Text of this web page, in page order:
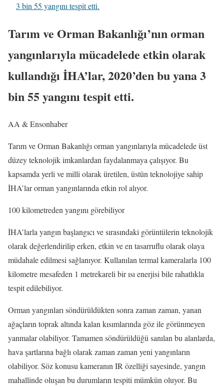
3 bin 55 yangını tespit etti.
Tarım ve Orman Bakanlığı’nın orman
yangınlarıyla mücadelede etkin olarak
kullandığı İHA’lar, 2020’den bu yana 3
bin 55 yangını tespit etti.
AA & Ensonhaber
Tarım ve Orman Bakanlığı orman yangınlarıyla mücadelede üst
düzey teknolojik imkanlardan faydalanmaya çalışıyor. Bu
kapsamda yerli ve milli olarak üretilen, üstün teknolojiye sahip
İHA’lar orman yangınlarında etkin rol alıyor.
100 kilometreden yangını görebiliyor
İHA’larla yangın başlangıcı ve sırasındaki görüntülerin teknolojik
olarak değerlendirilip erken, etkin ve en tasarruflu olarak olaya
müdahale edilmesi sağlanıyor. Kullanılan termal kameralarla 100
kilometre mesafeden 1 metrekareli bir ısı enerjisi bile rahatlıkla
tespit edilebiliyor.
Orman yangınları söndürüldükten sonra zaman zaman, yanan
ağaçların toprak altında kalan kısımlarında göz ile görünmeyen
yanmalar olabiliyor. Tamamen söndürüldüğü sanılan bu alanlarda,
hava şartlarına bağlı olarak zaman zaman yeni yangınların
olabiliyor. Söz konusu kameranın IR özelliği sayesinde, yangın
mahallinde oluşan bu durumların tespiti mümkün oluyor. Bu